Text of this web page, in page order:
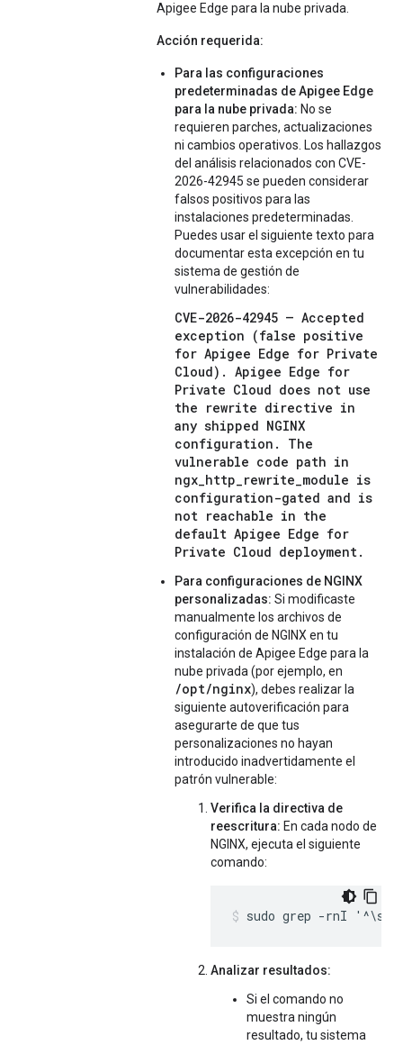
Apigee Edge para la nube privada.
Acción requerida:
Para las configuraciones
predeterminadas de Apigee Edge
para la nube privada: No se
requieren parches, actualizaciones
ni cambios operativos. Los hallazgos
del análisis relacionados con CVE-
2026-42945 se pueden considerar
falsos positivos para las
instalaciones predeterminadas.
Puedes usar el siguiente texto para
documentar esta excepción en tu
sistema de gestión de
vulnerabilidades:
CVE-2026-42945 — Accepted
exception (false positive
for Apigee Edge for Private
Cloud). Apigee Edge for
Private Cloud does not use
the rewrite directive in
any shipped NGINX
configuration. The
vulnerable code path in
ngx_http_rewrite_module is
configuration-gated and is
not reachable in the
default Apigee Edge for
Private Cloud deployment.
Para configuraciones de NGINX
personalizadas: Si modificaste
manualmente los archivos de
configuración de NGINX en tu
instalación de Apigee Edge para la
nube privada (por ejemplo, en
/opt/nginx), debes realizar la
siguiente autoverificación para
asegurarte de que tus
personalizaciones no hayan
introducido inadvertidamente el
patrón vulnerable:
Verifica la directiva de
reescritura: En cada nodo de
NGINX, ejecuta el siguiente
comando:
sudo grep -rnI
Analizar resultados:
Si el comando no
muestra ningún
resultado, tu sistema